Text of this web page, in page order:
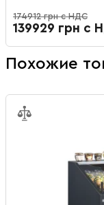
174912 грн с НДС
139929 грн с
Похожие